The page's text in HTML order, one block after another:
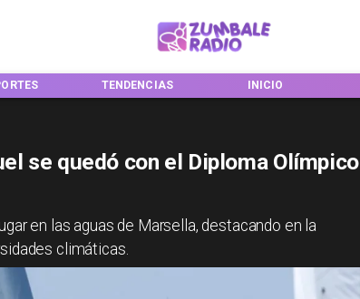
INICIO REGIONES
se quedó con el Diploma Olímpico
en las aguas de Marsella, destacando en la
climáticas.